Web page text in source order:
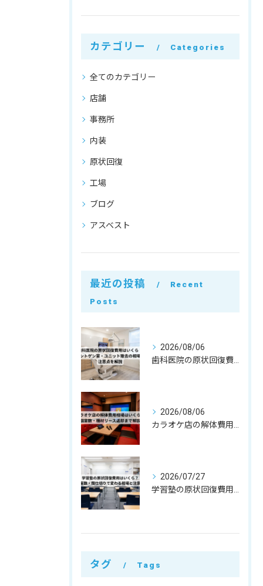
カテゴリー Categories
全てのカテゴリー
店舗
事務所
内装
原状回復
工場
ブログ
アスベスト
最近の投稿
Recent
Posts
2026/08/06
2026/08/06
2026/07/27
タグ Tags